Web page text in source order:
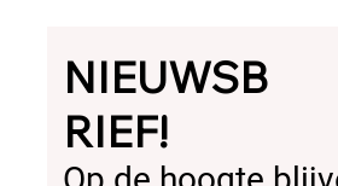
NIEUWSB
RIEF!